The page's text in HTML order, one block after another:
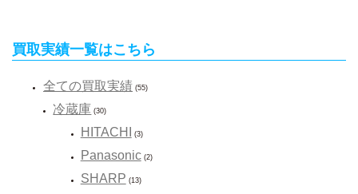
買取実績一覧はこちら
全ての買取実績 (55)
冷蔵庫 (30)
HITACHI (3)
Panasonic(2)
SHARP (13)